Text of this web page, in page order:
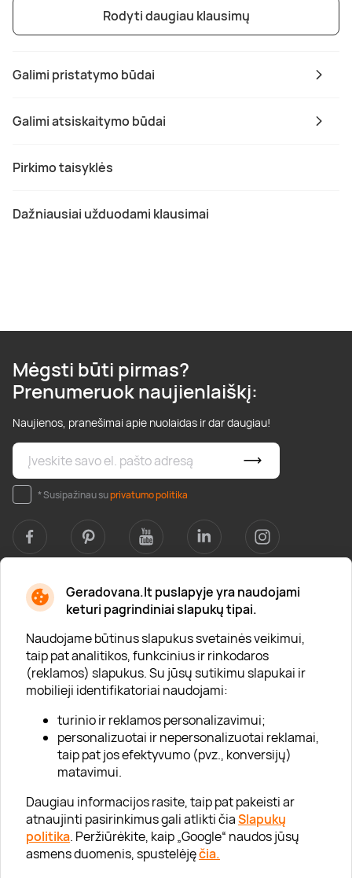
Geradovana.lt puslapyje yra naudojami
keturi pagrindiniai slapukų tipai.
Naudojame būtinus slapukus svetainės veikimui,
taip pat analitikos, funkcinius ir rinkodaros
(reklamos) slapukus. Su jūsų sutikimu slapukai ir
mobilieji identifikatoriai naudojami:
turinio ir reklamos personalizavimui;
personalizuotai ir nepersonalizuotai reklamai,
taip pat jos efektyvumo (pvz., konversijų)
matavimui.
Daugiau informacijos rasite, taip pat pakeisti ar
atnaujinti pasirinkimus gali atlikti čiaSlapukų
politika. Peržiūrėkite, kaip „Google“ naudos jūsų
asmens duomenis, spustelėjęčia.
Galimi pristatymo būdai
Galimi atsiskaitymo būdai
Pirkimo taisyklės
Dažniausiai užduodami klausimai
Rodyti daugiau klausimų
Mėgsti būti pirmas?
Prenumeruok naujienlaiškį:
Naujienos, pranešimai apie nuolaidas ir dar daugiau!
* Susipažinau suprivatumo politika
Apie mus
Apie „Gera Dovana“
Lojalumo klubas
Karjera
Visi partneriai
Kontaktai
Tinklaraštis
Informacija